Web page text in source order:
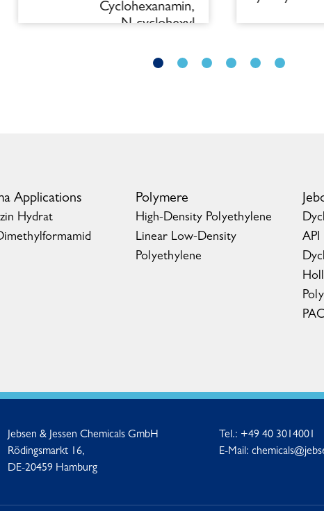
Cyclohexanamin,
N-cyclohexyl
Applications
Hydrat
Polymere
High-Density Polyethylene
Linear Low-Density
Polyethylene
API
Jebsen & Jessen Chemicals GmbH
Rödingsmarkt 16,
DE-20459 Hamburg
Tel.: +49 40 3014001
E-Mail: